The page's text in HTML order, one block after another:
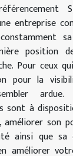
entreprise
position
Pour ceux
pour la
ardue.
sont à
améliorer son
ainsi que sa
améliorer